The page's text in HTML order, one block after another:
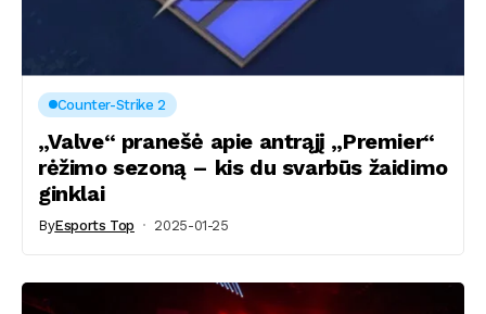
Counter-Strike 2
„Valve“ pranešė apie antrąjį „Premier“
rėžimo sezoną – kis du svarbūs žaidimo
ginklai
ByEsports Top 2025-01-25